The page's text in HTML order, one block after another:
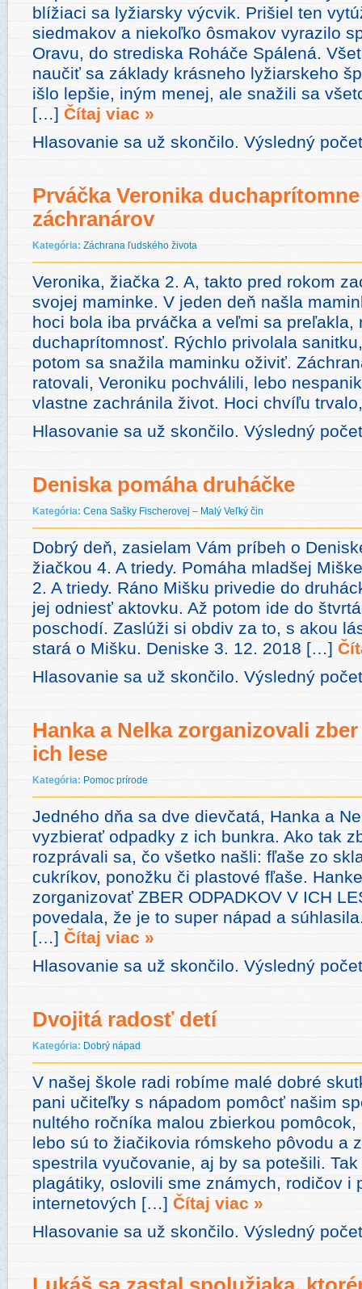
blížiaci sa lyžiarsky výcvik. Prišiel ten
siedmakov a niekoľko ôsmakov vyrazilo
Oravu, do strediska Roháče Spálená.
naučiť sa základy krásneho lyžiarskeho
išlo lepšie, iným menej, ale snažili sa
[…] Čítaj viac »
Hlasovanie sa už skončilo. Výsledný
Prváčka Veronika
záchranárov
Kategória: Záchrana ľudského života
Veronika, žiačka 2. A, takto pred rokom
svojej maminke. V jeden deň našla
hoci bola iba prváčka a veľmi sa preľakla,
duchaprítomnosť. Rýchlo privolala
potom sa snažila maminku oživiť.
ratovali, Veroniku pochválili, lebo
vlastne zachránila život. Hoci chvíľu
Hlasovanie sa už skončilo. Výsledný
Deniska pomáha druháčke
Kategória: Cena Sašky Fischerovej – Malý Veľký čin
Dobrý deň, zasielam Vám príbeh o
žiačkou 4. A triedy. Pomáha mladšej
2. A triedy. Ráno Mišku privedie do
jej odniesť aktovku. Až potom ide do
poschodí. Zaslúži si obdiv za to, s akou
stará o Mišku. Deniske 3. 12. 2018 […]
Hlasovanie sa už skončilo. Výsledný
Hanka a Nelka zorganizovali
ich lese
Kategória: Pomoc prírode
Jedného dňa sa dve dievčatá, Hanka a
vyzbierať odpadky z ich bunkra. Ako tak
rozprávali sa, čo všetko našli: fľaše zo
cukríkov, ponožku či plastové fľaše.
zorganizovať ZBER ODPADKOV V ICH
povedala, že je to super nápad a
[…] Čítaj viac »
Hlasovanie sa už skončilo. Výsledný
Dvojitá radosť detí
Kategória: Dobrý nápad
V našej škole radi robíme malé dobré
pani učiteľky s nápadom pomôcť našim
nultého ročníka malou zbierkou
lebo sú to žiačikovia rómskeho pôvodu a
spestrila vyučovanie, aj by sa potešili.
plagátiky, oslovili sme známych, rodičov i
internetových […] Čítaj viac »
Hlasovanie sa už skončilo. Výsledný